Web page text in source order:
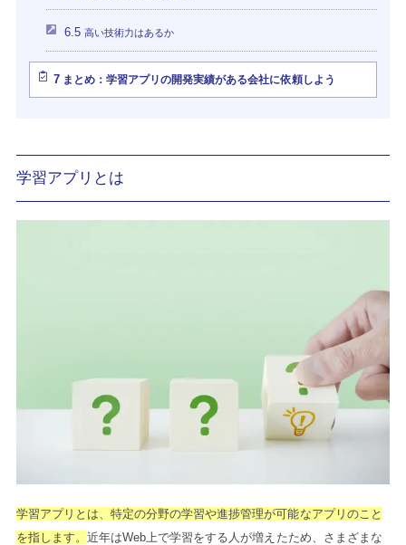
6.5 高い技術力はあるか
7まとめ：学習アプリの開発実績がある会社に依頼しよう
学習アプリとは
学習アプリとは、特定の分野の学習や進捗管理が可能なアプリのこと
を指します。近年はWeb上で学習をする人が増えたため、さまざまな